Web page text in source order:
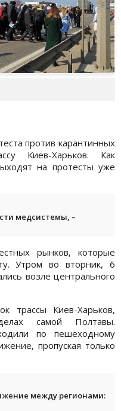
против карантинных
Киев-Харьков. Как
на протесты уже
медсистемы, –
рынков, которые
Утром во вторник, 6
возле центрального
трассы Киев-Харьков,
самой Полтавы.
по пешеходному
пропуская только
между регионами: